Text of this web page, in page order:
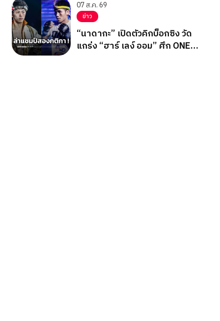
07 ส.ค. 69
ข่าว
“นาดากะ” เปิดตัวคิกบ็อกซิง วัด
แกร่ง “ฮาร์ เลง์ ออม” ศึก ONE